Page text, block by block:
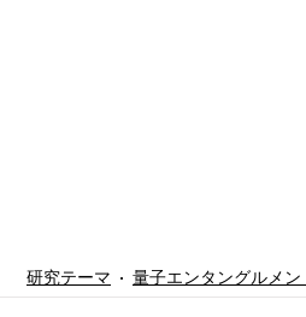
研究テーマ 量子エンタングルメン